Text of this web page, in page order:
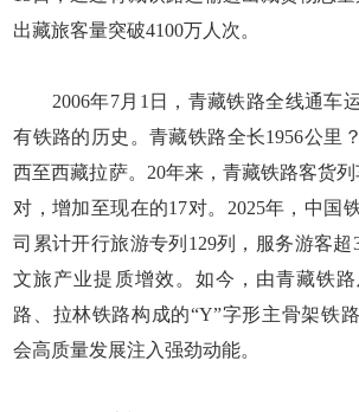
出藏旅客量突破4100万人次。
2006年7月1日，青藏铁路全线通车
有铁路的历史。青藏铁路全长1956公里
西至西藏拉萨。20年来，青藏铁路客货
对，增加至现在的17对。2025年，中国
司累计开行旅游专列129列，服务游客
文旅产业提质增效。如今，由青藏铁
路、拉林铁路构成的“Y”字形主骨架铁
会高质量发展注入强劲动能。